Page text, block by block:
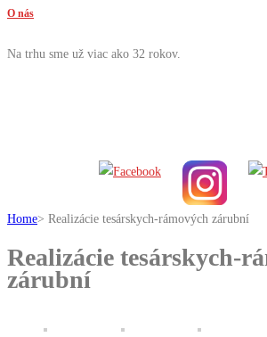
O nás
Na trhu sme už viac ako 32 rokov.
Home> Realizácie tesárskych-rámových zárubní
Realizácie tesárskych-
zárubní